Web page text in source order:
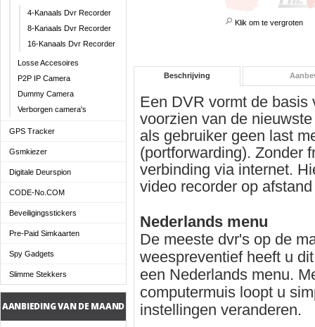
4-Kanaals Dvr Recorder
8-Kanaals Dvr Recorder
16-Kanaals Dvr Recorder
Losse Accesoires
P2P IP Camera
Dummy Camera
Verborgen camera's
GPS Tracker
Gsmkiezer
Digitale Deurspion
CODE-No.COM
Beveiligingsstickers
Pre-Paid Simkaarten
Spy Gadgets
Slimme Stekkers
AANBIEDING VAN DE MAAND
Klik om te vergroten
Beschrijving
Een DVR vormt de
voorzien van de
als gebruiker geen last
(portforwarding). Zonder
verbinding via internet.
video recorder op
Nederlands menu
De meeste dvr's op de
weespreventief heeft u
een Nederlands menu.
computermuis loopt u
instellingen veranderen.